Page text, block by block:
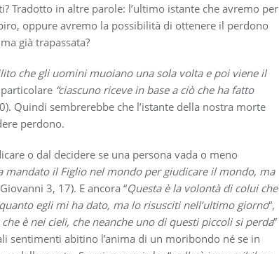
Tradotto in altre parole: l’ultimo istante che avremo per
oppure avremo la possibilità di ottenere il perdono
già trapassata?
che gli uomini muoiano una sola volta e poi viene il
“ciascuno riceve in base a ciò che ha fatto
Quindi sembrerebbe che l’istante della nostra morte
perdono.
o dal decidere se una persona vada o meno
mandato il Figlio nel mondo per giudicare il mondo, ma
3, 17). E ancora “Questa è la volontà di colui che
egli mi ha dato, ma lo risusciti nell’ultimo giorno“,
è nei cieli, che neanche uno di questi piccoli si perda”
sentimenti abitino l’anima di un moribondo né se in